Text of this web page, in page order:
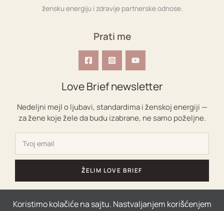
žensku energiju i zdravije partnerske odnose.
Prati me
Love Brief newsletter
Nedeljni mejl o ljubavi, standardima i ženskoj energiji —
za žene koje žele da budu izabrane, ne samo poželjne.
ŽELIM LOVE BRIEF
Koristimo kolačiće na sajtu. Nastvaljanjem korišćenjem